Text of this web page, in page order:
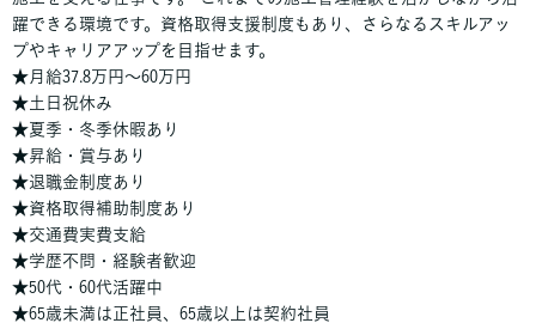
躍できる環境です。資格取得支援制度もあり、さらなるスキルアッ
プやキャリアアップを目指せます。
★月給37.8万円～60万円
★土日祝休み
★夏季・冬季休暇あり
★昇給・賞与あり
★退職金制度あり
★資格取得補助制度あり
★交通費実費支給
★学歴不問・経験者歓迎
★50代・60代活躍中
★65歳未満は正社員、65歳以上は契約社員